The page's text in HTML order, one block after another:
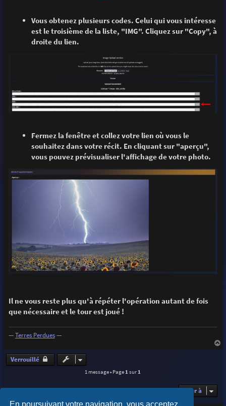
En poursuivant votre navigation, vous acceptez
Vous obtenez plusieurs codes. Celui qui vous intéresse
est le troisième de la liste, "IMG". Cliquez sur "Copy", à
droite du lien.
Fermez la fenêtre et collez votre lien où vous le
souhaitez dans votre récit. En cliquant sur "aperçu",
vous pouvez prévisualiser l'affichage de votre photo.
Il ne vous reste plus qu'à répéter l'opération autant de fois
que nécessaire et le tour est joué !
—Terres Perdues—
a
Verrouillé
1 message • Page 1 sur 1
Aller à